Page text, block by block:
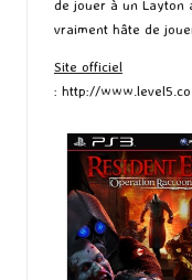
de jouer à un Layton
vraiment hâte de
Site officiel
: http://